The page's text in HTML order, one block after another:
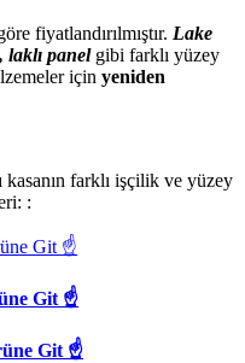
fiyatlandırılmıştır. Lake
laklı panel gibi farklı yüzey
için yeniden
farklı işçilik ve yüzey
:
Git ☝
Git ☝
Git ☝